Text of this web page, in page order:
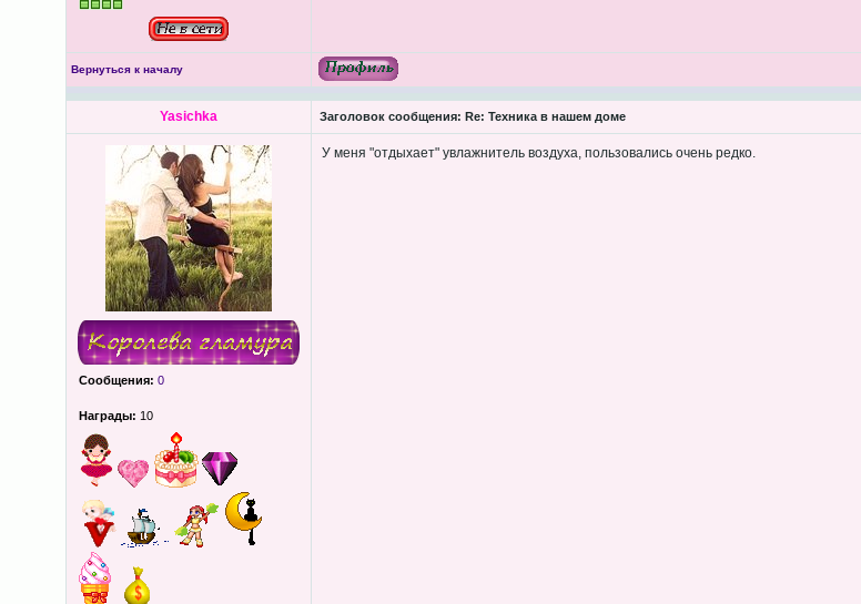
Вернуться к началу
Yasichka Заголовок сообщения: Re: Техника в нашем доме
Сообщения: 0
Награды: 10
У меня "отдыхает" увлажнитель воздуха, пользовались очень редко.